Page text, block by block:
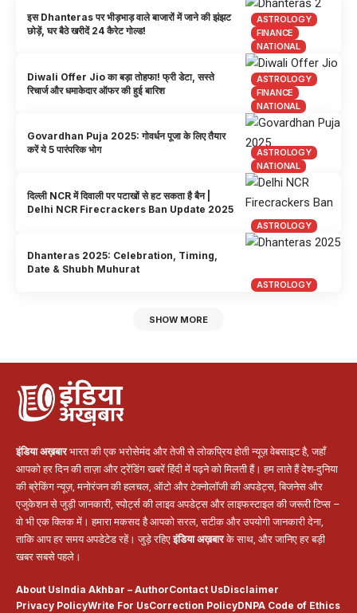
ASTROLOGY
FINANCE
NATIONAL
इस Dhanteras पर भीड़भाड़ वाले बाजारों में जाने की झंझट
छोड़ें, घर बैठे खरीदें 24 कैरेट गोल्ड!
ASTROLOGY
FINANCE
NATIONAL
Diwali Offer Jio का बड़ा तोहफा! फ्री डेटा, सस्ते
रिचार्ज और धमाकेदार ऑफर की हुई बारिश
ASTROLOGY
NATIONAL
Govardhan Puja 2025: गोवर्धन पूजा के लिए तैयार
करें ये 5 पारंपरिक भोग
ASTROLOGY
दिल्ली NCR में दिवाली पर पटाखों से हट सकता है बैन |
Delhi NCR Firecrackers Ban Update 2025
ASTROLOGY
Dhanteras 2025: Celebration, Timing,
Date & Shubh Muhurat
SHOW MORE
इंडिया अख़बारभारत की एक भरोसेमंद और तेजी से लोकप्रिय होती न्यूज़ वेबसाइट है, जहाँ
आपको हर दिन की ताज़ा और ट्रेंडिंग खबरें हिंदी में पढ़ने को मिलती हैं। हम लाते हैं देश-दुनिया
की ब्रेकिंग न्यूज़, मनोरंजन की हलचल, ऑटो और टेक्नोलॉजी की अपडेट्स, बिजनेस और
एजुकेशन से जुड़ी जानकारी, स्पोर्ट्स की लाइव अपडेट्स और लाइफस्टाइल की जरूरी टिप्स –
वो भी एक क्लिक में। हमारा मकसद है आपको सरल, सटीक और उपयोगी जानकारी देना,
ताकि आप हर समय अपडेटेड रहें। जुड़े रहिएइंडिया अख़बारके साथ, और जानिए हर बड़ी
खबर सबसे पहले।
About UsIndia Akhbar – AuthorContact UsDisclaimer
Privacy PolicyWrite For UsCorrection PolicyDNPA Code of Ethics